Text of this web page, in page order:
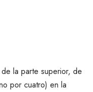
la parte superior, de
por cuatro) en la